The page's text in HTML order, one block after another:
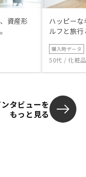
資産形
ハッピー
ルフと旅
購入時データ
50代 / 化粧
タビューを
もっと見る